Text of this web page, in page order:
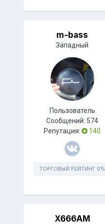
m-bass
Западный
Пользователь
Сообщений: 574
Репутация:
140
ТОРГОВЫЙ РЕЙТИНГ 0%
X666AM